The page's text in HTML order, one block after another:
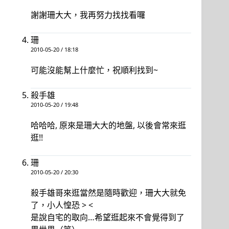
謝謝珊大大，我再努力找找看囉
珊
2010-05-20 / 18:18
可能沒能幫上什麼忙，祝順利找到~
殺手雄
2010-05-20 / 19:48
哈哈哈, 原來是珊大大的地盤, 以後會常來逛
逛!!
珊
2010-05-20 / 20:30
殺手雄哥來逛當然是隨時歡迎，珊大大就免
了，小人惶恐 > <
是說自宅的取向…希望逛起來不會覺得到了